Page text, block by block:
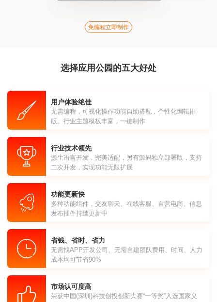
免编程立即制作
选择应用公园的五大好处
用户体验绝佳
无需编程，可视化操作功能自助搭配，个性化编辑排
版。行业主题模板丰富，一键制作
行业技术领先
源生语言开发，完美适配，另有源码独立部署版，支持
二次开发，实现功能无限扩展
功能更新快
多种功能组件，交友聊天、在线客服、自营电商、信息
发布插件持续更新中
省钱、省时、省力
无需找APP开发公司、无需自建团队费用、时间、人力
成本均可节省90%
市场认可度高
荣获中国(深圳)科技创投创新大赛“一等奖”入选国家义